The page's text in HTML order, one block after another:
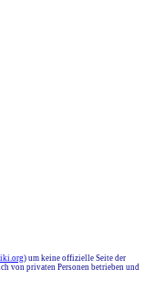
) um keine offizielle Seite der
von privaten Personen betrieben und